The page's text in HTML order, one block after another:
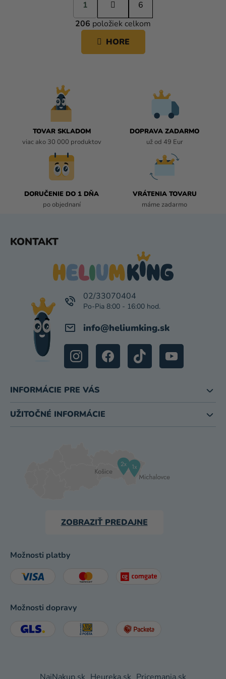
O
V
L
Á
t
r
á
k
o
1
6
206 položiek celkom
HORE
TOVAR SKLADOM
viac ako 30 000 produktov
DOPRAVA ZADARMO
už od 49 Eur
DORUČENIE DO 1 DŇA
po objednaní
VRÁTENIA TOVARU
máme zadarmo
KONTAKT
info@heliumking.sk
02/33070404
INFORMÁCIE PRE VÁS
UŽITOČNÉ INFORMÁCIE
ZOBRAZIŤ PREDAJNE
Možnosti platby
Možnosti dopravy